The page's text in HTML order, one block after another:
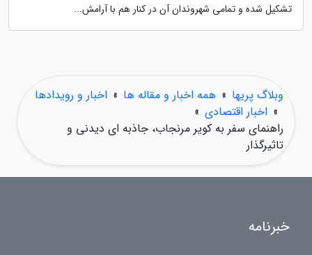
تشکیل شده و تمامی شهروندان آن در کنار هم با آرامش...
وبلاگ پریها » همه اخبار و مقاله ها » اخبار و رویدادها
» اخبار اقتصادی »
راهنمای سفر به کویر مرنجاب، جاذبه ای دیدنی و
تاثیرگذار
خبرنامه